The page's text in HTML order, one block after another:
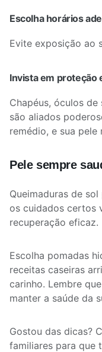
Escolha horários
Evite exposição ao
Invista em proteção
Chapéus, óculos
são aliados
remédio, e sua
Pele sempre
Queimaduras de
os cuidados certos
recuperação eficaz.
Escolha pomadas
receitas caseiras
carinho. Lembre
manter a saúde da
Gostou das dicas?
familiares para que